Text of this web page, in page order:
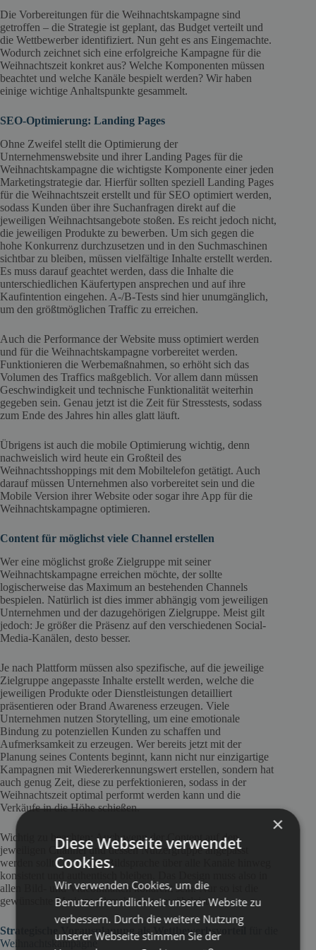
Die Vorbereitungen für die Weihnachtskampagne sind
getroffen – die Strategie ist geplant, das Budget verteilt und
die Wettbewerber identifiziert. Nun geht es ans Eingemachte.
Wodurch zeichnet sich eine erfolgreiche Kampagne für die
Weihnachtszeit konkret aus? Welche Komponenten müssen
beachtet und welche Kanäle bespielt werden? Wir haben
einige wichtige Anhaltspunkte gesammelt.
SEO-Optimierung: Landing Pages
Ohne Zweifel stellt die Optimierung der
Unternehmenswebsite und ihrer Landing Pages für die
Weihnachtskampagne die wichtigste Komponente einer jeden
Marketingstrategie dar. Hierfür sollten speziell Landing Pages
für die Weihnachtszeit erstellt und für SEO optimiert werden,
sodass Kunden über ihre Suchanfragen direkt auf die
jeweiligen Weihnachtsangebote stoßen. Es reicht jedoch nicht,
die jeweiligen Produkte zu bewerben. Um sich gegen die
hohe Konkurrenz durchzusetzen und in den Suchmaschinen
sichtbar zu bleiben, müssen vielfältige Inhalte erstellt werden.
Es muss darauf geachtet werden, dass die Inhalte die
unterschiedlichen Käufertypen ansprechen und auf ihre
Kaufintention eingehen. A-/B-Tests sind hier unumgänglich,
um den größtmöglichen Traffic zu erreichen.
Auch die Performance der Website muss optimiert werden
und für die Weihnachtskampagne vorbereitet werden.
Funktionieren die Werbemaßnahmen, so erhöht sich das
Volumen des Traffics maßgeblich. Vor allem dann müssen
Geschwindigkeit und technische Funktionalität weiterhin
gegeben sein. Genau jetzt ist die Zeit für Stresstests, sodass
zum Ende des Jahres hin alles glatt läuft.
Übrigens ist auch die mobile Optimierung wichtig, denn
nachweislich wird heute ein Großteil des
Weihnachtsshoppings mit dem Mobiltelefon getätigt. Auch
darauf müssen Unternehmen also vorbereitet sein und die
Mobile Version ihrer Website oder sogar ihre App für die
Weihnachtskampagne optimieren.
Content für möglichst viele Channel erstellen
Wer eine möglichst große Zielgruppe mit seiner
Weihnachtskampagne erreichen möchte, der sollte
logischerweise das Maximum an bestehenden Channels
bespielen. Natürlich ist dies immer abhängig vom jeweiligen
Unternehmen und der dazugehörigen Zielgruppe. Meist gilt
jedoch: Je größer die Präsenz auf den verschiedenen Social-
Media-Kanälen, desto besser.
Je nach Plattform müssen also spezifische, auf die jeweilige
Zielgruppe angepasste Inhalte erstellt werden, welche die
jeweiligen Produkte oder Dienstleistungen detailliert
präsentieren oder Brand Awareness erzeugen. Viele
Unternehmen nutzen Storytelling, um eine emotionale
Bindung zu potenziellen Kunden zu schaffen und
Aufmerksamkeit zu erzeugen. Wer bereits jetzt mit der
Planung seines Contents beginnt, kann nicht nur einzigartige
Kampagnen mit Wiedererkennungswert erstellen, sondern hat
auch genug Zeit, diese zu perfektionieren, sodass in der
Weihnachtszeit optimal performt werden kann und die
Verkäufe in die Höhe schießen.
Wichtig zu beachten: Auch wenn der Content auf den
jeweiligen Channel und dessen Nutzergruppe angepasst
werden sollte, muss die Bildsprache über alle Kanäle hinweg
konsistent und authentisch bleiben. Das Design muss also in
allen Bild- und Videoinhalten kohärent sein. Nur so ist die
gewünschte Markenwahrnehmung gewährleistet.
Strategische Vorausplanung als Wettbewerbsvorteil
Weihnachtskampagne
×
Diese Webseite verwendet
Cookies.
Wir verwenden Cookies, um die
Benutzerfreundlichkeit unserer Website zu
verbessern. Durch die weitere Nutzung
unserer Webseite stimmen Sie der